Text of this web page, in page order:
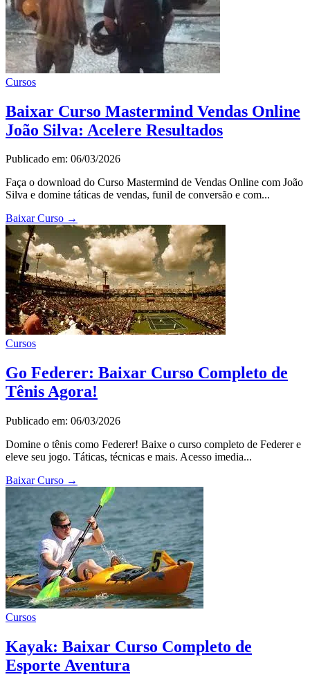
Cursos
Baixar Curso Mastermind Vendas Online
João Silva: Acelere Resultados
Publicado em: 06/03/2026
Faça o download do Curso Mastermind de Vendas Online com João
Silva e domine táticas de vendas, funil de conversão e com...
Baixar Curso →
Cursos
Go Federer: Baixar Curso Completo de
Tênis Agora!
Publicado em: 06/03/2026
Domine o tênis como Federer! Baixe o curso completo de Federer e
eleve seu jogo. Táticas, técnicas e mais. Acesso imedia...
Baixar Curso →
Cursos
Kayak: Baixar Curso Completo de
Esporte Aventura